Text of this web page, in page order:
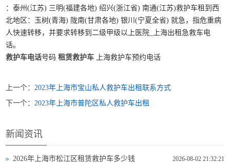
：泰州(江苏) 三明(福建各地) 绍兴(浙江省) 南通(江苏)救护车租到西
北地区：玉树(青海) 陇南(甘肃各地) 银川(宁夏全省) 就急，指危重病
人快速转移，并要求转移到二级甲级以上医院_上海出租急救车电
话。
救护车电话号码租赁救护车 上海救护车预约电话
上一个： 2023年上海市宝山私人救护车出租联系方式
下一个： 2023年上海市普陀区私人救护车出租
新闻资讯
2026-08-02 21:32:21
2026年上海市松江区租赁救护车多少钱